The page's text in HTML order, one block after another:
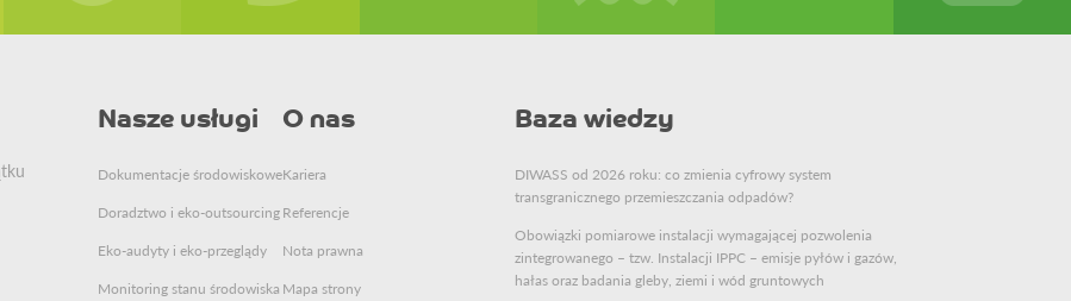
Nasze usługi
Dokumentacje środowiskowe
Doradztwo i eko-outsourcing
Eko-audyty i eko-przeglądy
Monitoring stanu środowiska
O nas
Kariera
Referencje
Nota prawna
Mapa strony
Baza wiedzy
DIWASS od 2026 roku: co zmienia cyfrowy system
transgranicznego przemieszczania odpadów?
Obowiązki pomiarowe instalacji wymagającej pozwolenia
zintegrowanego – tzw. Instalacji IPPC – emisje pyłów i gazów,
hałas oraz badania gleby, ziemi i wód gruntowych